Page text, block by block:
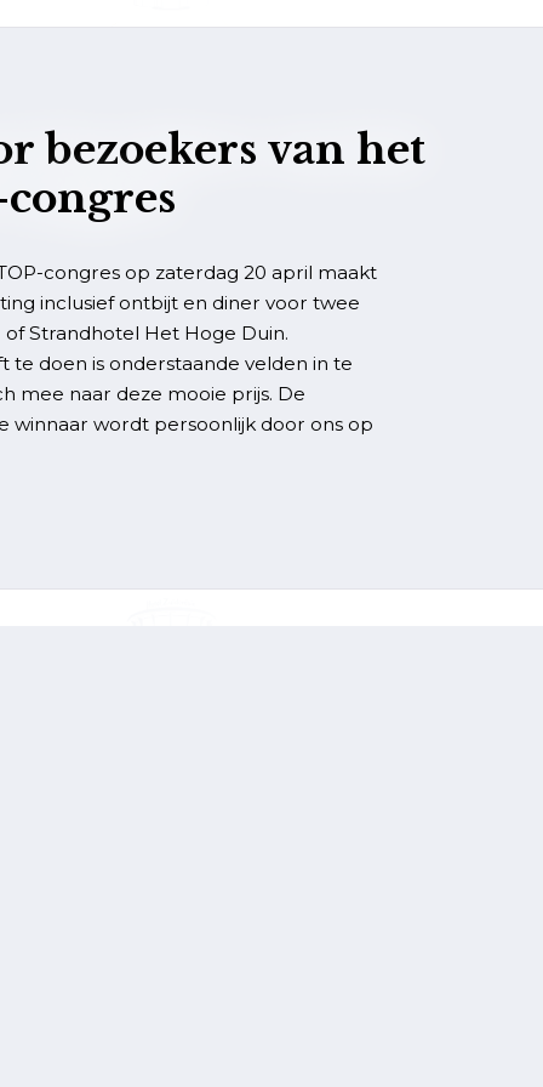
bezoekers van het
congres op zaterdag 20 april maakt
inclusief ontbijt en diner voor twee
Strandhotel Het Hoge Duin.
te doen is onderstaande velden in te
mee naar deze mooie prijs. De
winnaar wordt persoonlijk door ons op